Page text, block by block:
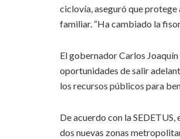
ciclovía, aseguró que protege
familiar. “Ha cambiado la
El gobernador Carlos
oportunidades de salir
los recursos públicos para
De acuerdo con la
dos nuevas zonas